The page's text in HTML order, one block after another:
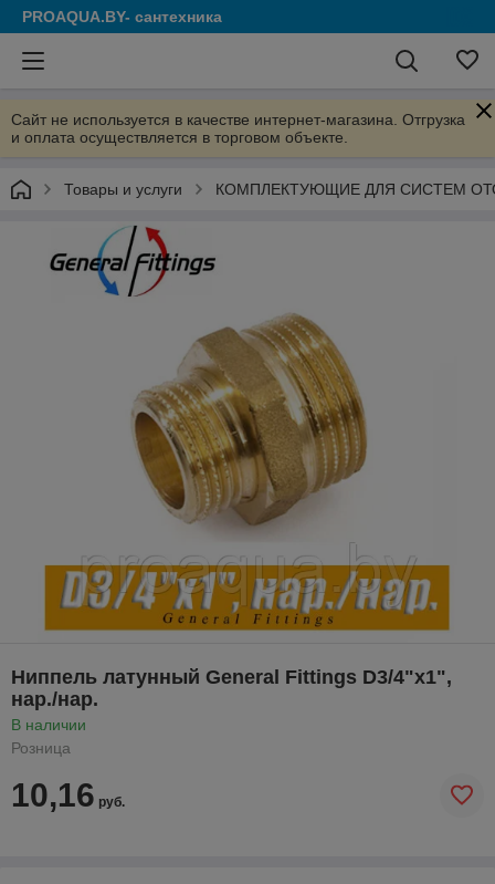
PROAQUA.BY- сантехника
Сайт не используется в качестве интернет-магазина. Отгрузка
и оплата осуществляется в торговом объекте.
Товары и услуги КОМПЛЕКТУЮЩИЕ ДЛЯ СИСТЕМ
Ниппель латунный General Fittings D3/4"x1",
нар./нар.
В наличии
Розница
10,16 руб.